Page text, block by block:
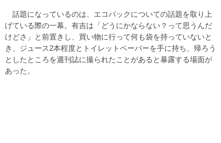
話題になっているのは、エコバックについての話題を取り上
げている際の一幕。有吉は「どうにかならない？って思うんだ
けどさ」と前置きし、買い物に行って何も袋を持っていないと
き、ジュース2本程度とトイレットペーパーを手に持ち、帰ろう
としたところを週刊誌に撮られたことがあると暴露する場面が
あった。